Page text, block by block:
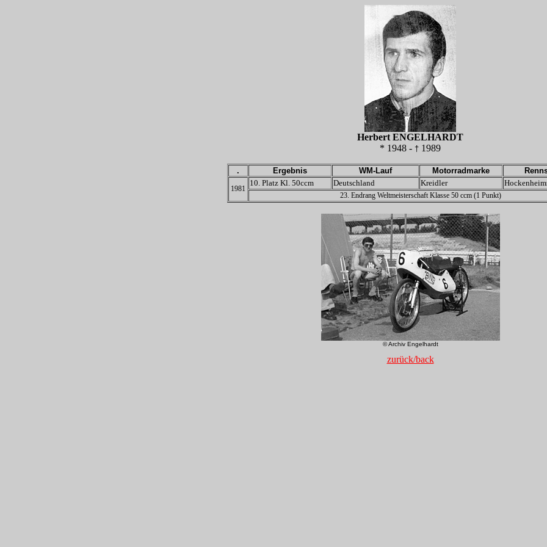
Herbert ENGELHARDT
* 1948 - † 1989
. Ergebnis WM-Lauf Motorradmarke
1981
10. Platz Kl. 50ccm Deutschland Kreidler
23. Endrang Weltmeisterschaft Klasse 50 ccm (1 Punkt)
© Archiv Engelhardt
zurück/back